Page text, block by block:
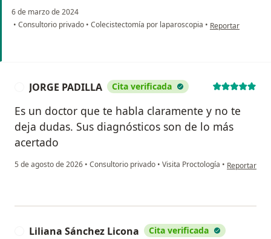
6 de marzo de 2024
• Consultorio privado • Colecistectomía por laparoscopia • en opinión del
Reportar
JORGE PADILLA Cita verificada
Es un doctor que te habla claramente y no te
deja dudas. Sus diagnósticos son de lo más
acertado
5 de agosto de 2026 • Consultorio privado • Visita Proctología • en opinión
Reportar
Liliana Sánchez Licona Cita verificada